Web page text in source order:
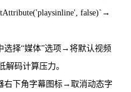
false)`→
选择“媒体”选项→将默认视频
码计算压力。
右下角字幕图标→取消动态字